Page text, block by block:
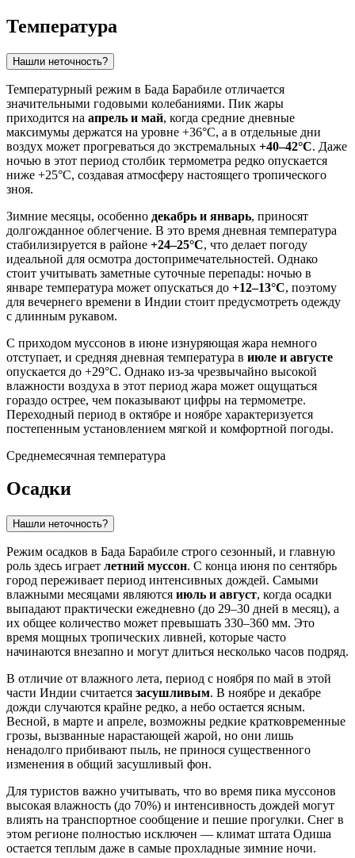
Температура
Нашли неточность?
Температурный режим в Бада Барабиле отличается
значительными годовыми колебаниями. Пик жары
приходится на апрель и май, когда средние дневные
максимумы держатся на уровне +36°C, а в отдельные дни
воздух может прогреваться до экстремальных +40–42°C. Даже
ночью в этот период столбик термометра редко опускается
ниже +25°C, создавая атмосферу настоящего тропического
зноя.
Зимние месяцы, особенно декабрь и январь, приносят
долгожданное облегчение. В это время дневная температура
стабилизируется в районе +24–25°C, что делает погоду
идеальной для осмотра достопримечательностей. Однако
стоит учитывать заметные суточные перепады: ночью в
январе температура может опускаться до +12–13°C, поэтому
для вечернего времени в Индии стоит предусмотреть одежду
с длинным рукавом.
С приходом муссонов в июне изнуряющая жара немного
отступает, и средняя дневная температура в июле и августе
опускается до +29°C. Однако из-за чрезвычайно высокой
влажности воздуха в этот период жара может ощущаться
гораздо острее, чем показывают цифры на термометре.
Переходный период в октябре и ноябре характеризуется
постепенным установлением мягкой и комфортной погоды.
Среднемесячная температура
Осадки
Нашли неточность?
Режим осадков в Бада Барабиле строго сезонный, и главную
роль здесь играет летний муссон. С конца июня по сентябрь
город переживает период интенсивных дождей. Самыми
влажными месяцами являются июль и август, когда осадки
выпадают практически ежедневно (до 29–30 дней в месяц), а
их общее количество может превышать 330–360 мм. Это
время мощных тропических ливней, которые часто
начинаются внезапно и могут длиться несколько часов подряд.
В отличие от влажного лета, период с ноября по май в этой
части Индии считается засушливым. В ноябре и декабре
дожди случаются крайне редко, а небо остается ясным.
Весной, в марте и апреле, возможны редкие кратковременные
грозы, вызванные нарастающей жарой, но они лишь
ненадолго прибивают пыль, не принося существенного
изменения в общий засушливый фон.
Для туристов важно учитывать, что во время пика муссонов
высокая влажность (до 70%) и интенсивность дождей могут
влиять на транспортное сообщение и пешие прогулки. Снег в
этом регионе полностью исключен — климат штата Одиша
остается теплым даже в самые прохладные зимние ночи.